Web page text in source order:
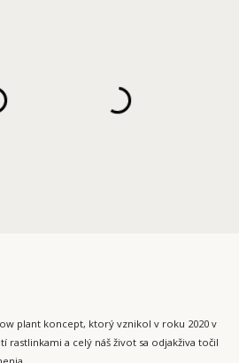
plant koncept, ktorý vznikol v roku 2020 v
rastlinkami a celý náš život sa odjakživa točil